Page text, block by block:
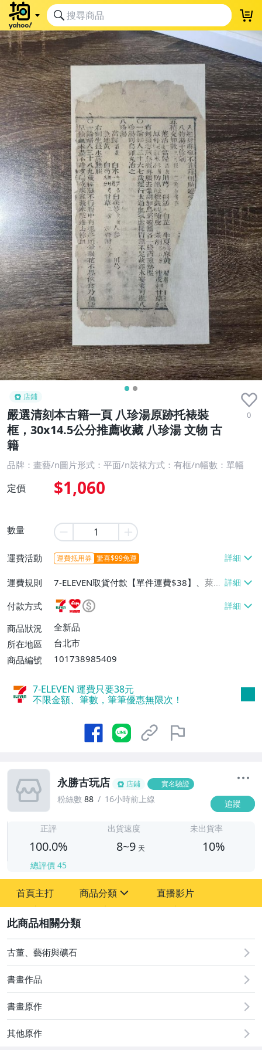
店鋪
嚴選清刻本古籍一頁 八珍湯原跡托裱裝
框，30x14.5公分推薦收藏 八珍湯 文物 古
籍
0
品牌：畫藝/n圖片形式：平面/n裝裱方式：有框/n幅數：單幅
定價 $1,060
數量
運費活動 運費抵用券 驚喜$99免運
運費規則
7-ELEVEN取貨付款【單件運費$38】、萊爾
富取貨付款【單件運費$60】、宅配/貨運
【單件運費$130】
付款方式
商品狀況
全新品
所在地區
台北市
商品編號
101738985409
7-ELEVEN 運費只要38元
不限金額、筆數，筆筆優惠無限次！
永勝古玩店 店鋪 實名驗證
粉絲數 88 16小時前上線 追蹤
正評
100.0%
總評價 45
出貨速度
8~9 天
未出貨率
10%
首頁主打 商品分類
其它
直播影片
古董、藝術與礦石
書畫作品
書畫原作
其他原作